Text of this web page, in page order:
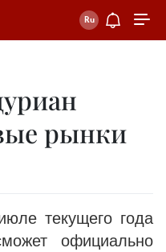
рынки
текущего года
официально